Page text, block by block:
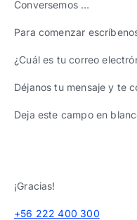
Conversemos …
Para comenzar
¿Cuál es tu correo
Déjanos tu mensaje y te
Deja este campo en
¡Gracias!
+56 222 400 300